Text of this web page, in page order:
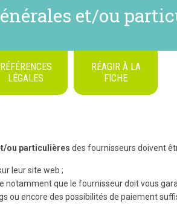
et/ou
RÉFÉRENCES
LÉGALES
RÉAGIR À LA
FICHE
ou particulières des fournisseurs doivent
leur site web ;
notamment que le fournisseur doit vous
ou encore des possibilités de paiement